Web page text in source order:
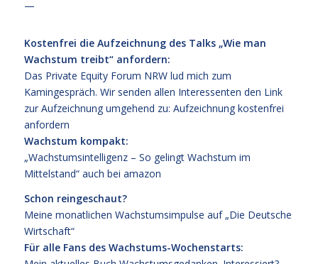
—
Kostenfrei die Aufzeichnung des Talks „Wie man
Wachstum treibt“ anfordern:
Das Private Equity Forum NRW lud mich zum
Kamingespräch. Wir senden allen Interessenten den Link
zur Aufzeichnung umgehend zu: Aufzeichnung kostenfrei
anfordern
Wachstum kompakt:
„Wachstumsintelligenz – So gelingt Wachstum im
Mittelstand“auch bei amazon
Schon reingeschaut?
Meine monatlichen Wachstumsimpulse auf „Die Deutsche
Wirtschaft“
Für alle Fans des Wachstums-Wochenstarts: